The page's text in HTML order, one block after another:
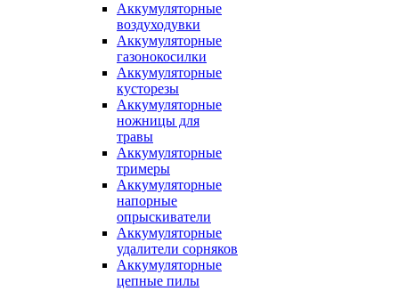
Аккумуляторные
воздуходувки
Аккумуляторные
газонокосилки
Аккумуляторные
кусторезы
Аккумуляторные
ножницы для
травы
Аккумуляторные
тримеры
Аккумуляторные
напорные
опрыскиватели
Аккумуляторные
удалители сорняков
Аккумуляторные
цепные пилы